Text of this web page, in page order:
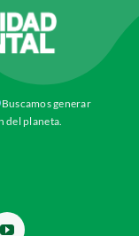
Buscamos generar
del planeta.